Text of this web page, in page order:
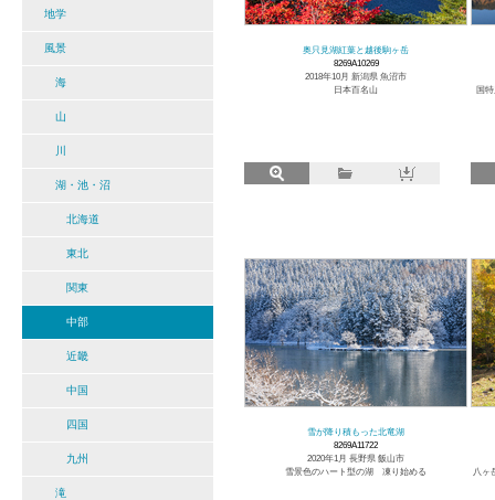
地学
風景
海
山
川
湖・池・沼
北海道
東北
関東
中部
近畿
中国
四国
九州
滝
奥只見湖紅葉と越後駒ヶ岳
8269A10269
2018年10月 新潟県 魚沼市
日本百名山
国
雪が降り積もった北竜湖
8269A11722
2020年1月 長野県 飯山市
雪景色のハート型の湖 凍り始める
八ヶ